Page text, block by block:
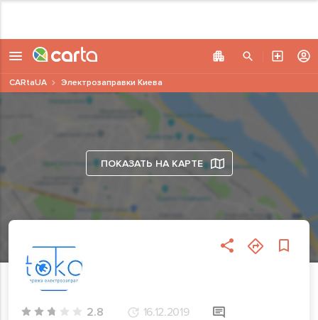
ПОКАЗАТЬ НА КАРТЕ
2.8 16.12.2019
CARtaUA Электрозаправки Киева